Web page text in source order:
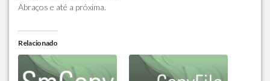
Abraços e até a próxima.
Relacionado